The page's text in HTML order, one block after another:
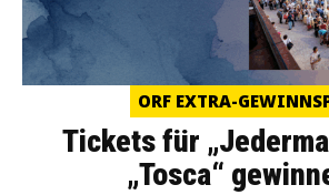
ORF EXTRA-
Tickets für
„Tosca“